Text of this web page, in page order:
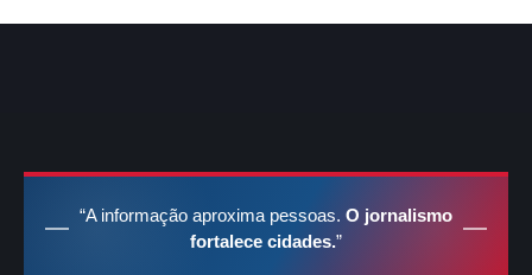
“A informação aproxima pessoas. O jornalismo
fortalece cidades.”